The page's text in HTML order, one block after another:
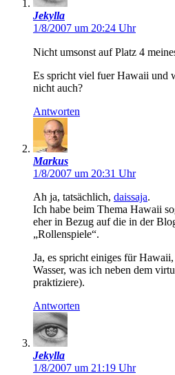
Jekylla
1/8/2007 um 20:24 Uhr
Nicht umsonst auf Platz 4
Es spricht viel fuer Hawaii und
nicht auch?
Antworten
Markus
1/8/2007 um 20:31 Uhr
Ah ja, tatsächlich, daissaja.
Ich habe beim Thema Hawaii
eher in Bezug auf die in der
„Rollenspiele“.
Ja, es spricht einiges für
Wasser, was ich neben dem
praktiziere).
Antworten
Jekylla
1/8/2007 um 21:19 Uhr